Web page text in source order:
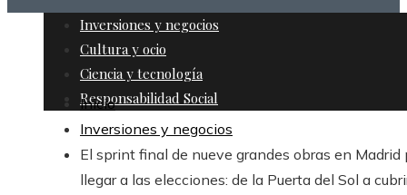
Inversiones y negocios
Cultura y ocio
Ciencia y tecnología
Responsabilidad Social
Inicio
Inversiones y negocios
El sprint final de nueve grandes obras en Madrid
llegar a las elecciones: de la Puerta del Sol a